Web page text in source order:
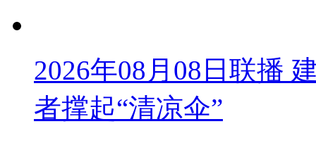
2026年08月08日联播
者撑起“清凉伞”